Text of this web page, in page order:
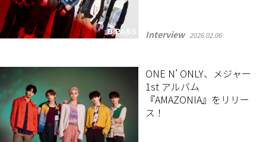
Interview 2026.02.06
ONE N’ ONLY、メジャー
1st アルバム
『AMAZONIA』をリリー
ス！